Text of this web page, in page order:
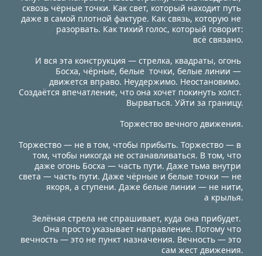
сквозь чёрные точки. Как свет, который находит путь
даже в самой плотной фактуре. Как связь, которую не
разорвать. Как тихий голос, который говорит:
всё связано.
И вся эта конструкция — стрелка, квадраты, огонь
Босха, чёрные, белые  точки, белые линии —
движется вправо. Неудержимо. Неостановимо.
Создаётся впечатление, что она хочет покинуть холст.
Вырваться. Уйти за границу.
Торжество вечного движения.
Торжество — не в том, чтобы прибыть. Торжество — в
том, чтобы никогда не останавливаться. В том, что
даже огонь Босха — часть пути. Даже тьма внутри
света — часть пути. Даже чёрные и белые точки — не
якоря, а ступени. Даже белые линии — не нити,
а крылья.
Зелёная стрела не спрашивает, куда она прибудет.
Она просто указывает направление. Потому что
вечность — это не пункт назначения. Вечность — это
сам жест движения.